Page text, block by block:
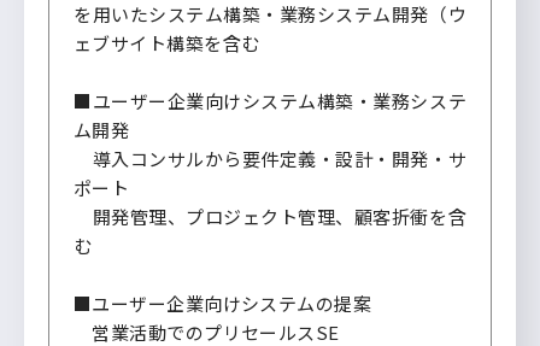
を用いたシステム構築・業務システム開発（ウ
ェブサイト構築を含む
■ユーザー企業向けシステム構築・業務システ
ム開発
導入コンサルから要件定義・設計・開発・サ
ポート
開発管理、プロジェクト管理、顧客折衝を含
む
■ユーザー企業向けシステムの提案
営業活動でのプリセールスSE